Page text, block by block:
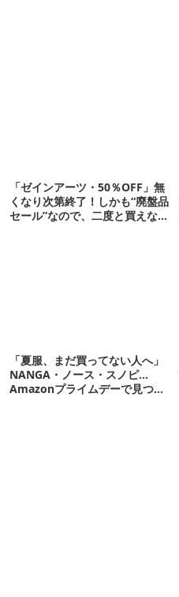
「ゼインアーツ・50％OFF」無
くなり次第終了！しかも“廃盤品
セール”なので、二度と買えない
「夏服、まだ買ってない人へ」
NANGA・ノース・スノピ…
Amazonプライムデーで見つけ